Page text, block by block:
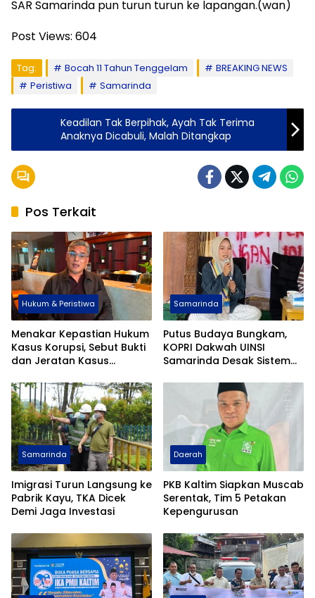
SAR Samarinda pun turun turun ke lapangan.(wan)
Post Views: 604
Tag: Bocah 11 Tahun Tenggelam
BREAKING NEWS
Peristiwa
Samarinda
Keadilan Tak Berpihak, Ayah Tak Terima
Anaknya Dicabuli, Malah Ditangkap
Pos Terkait
Hukum & Peristiwa
Menakar Kepastian Hukum
Kasus Korupsi, Sebut Bukti
dan Jeratan Kasus
Samarinda
Putus Budaya Bungkam,
KOPRI Dakwah UINSI
Samarinda Desak Sistem
Diperkuat
Samarinda
Imigrasi Turun Langsung ke
Pabrik Kayu, TKA Dicek
Demi Jaga Investasi
Daerah
PKB Kaltim Siapkan Muscab
Serentak, Tim 5 Petakan
Kepengurusan